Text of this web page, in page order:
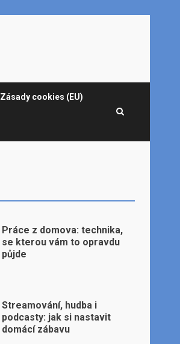
Zásady cookies (EU)
Práce z domova: technika,
se kterou vám to opravdu
půjde
Streamování, hudba i
podcasty: jak si nastavit
domácí zábavu